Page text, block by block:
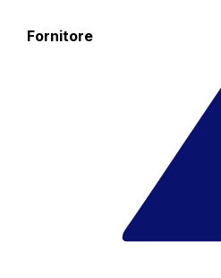
Fornitore